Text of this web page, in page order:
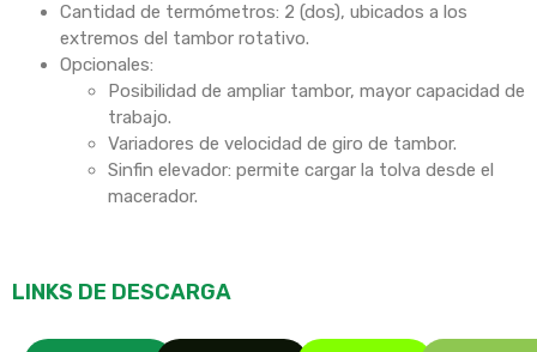
Cantidad de termómetros: 2 (dos), ubicados a los
extremos del tambor rotativo.
Opcionales:
Posibilidad de ampliar tambor, mayor capacidad de
trabajo.
Variadores de velocidad de giro de tambor.
Sinfin elevador: permite cargar la tolva desde el
macerador.
LINKS DE DESCARGA